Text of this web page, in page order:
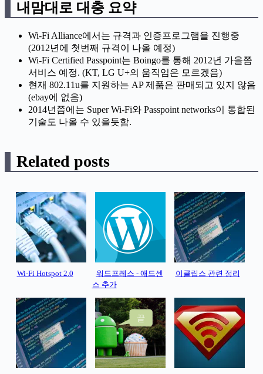
내맘대로 대충 요약
Wi-Fi Alliance에서는 규격과 인증프로그램을 진행중
(2012년에 첫번째 규격이 나올 예정)
Wi-Fi Certified Passpoint는 Boingo를 통해 2012년 가을쯤
서비스 예정. (KT, LG U+의 움직임은 모르겠음)
현재 802.11u를 지원하는 AP 제품은 판매되고 있지 않음
(ebay에 없음)
2014년쯤에는 Super Wi-Fi와 Passpoint networks이 통합된
기술도 나올 수 있을듯함.
Related posts
Wi-Fi Hotspot 2.0
워드프레스 - 애드센
스 추가
이클립스 관련 정리